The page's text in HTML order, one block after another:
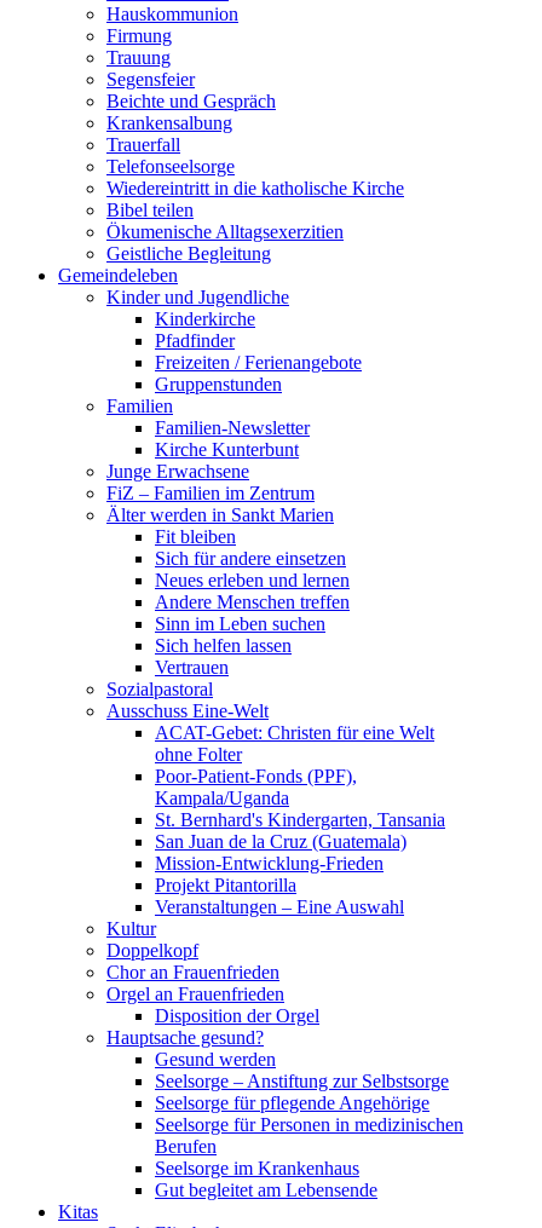
Hauskommunion
Firmung
Trauung
Segensfeier
Beichte und Gespräch
Krankensalbung
Trauerfall
Telefonseelsorge
Wiedereintritt in die katholische Kirche
Bibel teilen
Ökumenische Alltagsexerzitien
Geistliche Begleitung
Gemeindeleben
Kinder und Jugendliche
Kinderkirche
Pfadfinder
Freizeiten / Ferienangebote
Gruppenstunden
Familien
Familien-Newsletter
Kirche Kunterbunt
Junge Erwachsene
FiZ – Familien im Zentrum
Älter werden in Sankt Marien
Fit bleiben
Sich für andere einsetzen
Neues erleben und lernen
Andere Menschen treffen
Sinn im Leben suchen
Sich helfen lassen
Vertrauen
Sozialpastoral
Ausschuss Eine-Welt
ACAT-Gebet: Christen für eine Welt
ohne Folter
Poor-Patient-Fonds (PPF),
Kampala/Uganda
St. Bernhard's Kindergarten, Tansania
San Juan de la Cruz (Guatemala)
Mission-Entwicklung-Frieden
Projekt Pitantorilla
Veranstaltungen – Eine Auswahl
Kultur
Doppelkopf
Chor an Frauenfrieden
Orgel an Frauenfrieden
Disposition der Orgel
Hauptsache gesund?
Gesund werden
Seelsorge – Anstiftung zur Selbstsorge
Seelsorge für pflegende Angehörige
Seelsorge für Personen in medizinischen
Berufen
Seelsorge im Krankenhaus
Gut begleitet am Lebensende
Kitas